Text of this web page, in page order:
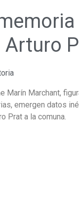
Arturo
Marín Marchant,
emergen datos
Prat a la comuna.